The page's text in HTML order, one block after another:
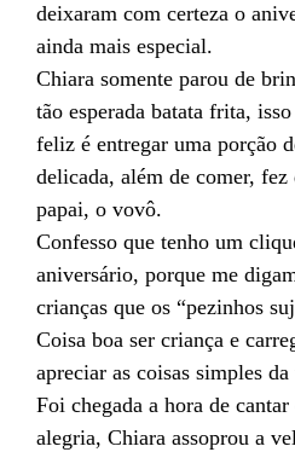
deixaram com certeza o
ainda mais especial.
Chiara somente parou de
tão esperada batata frita,
feliz é entregar uma porção
delicada, além de comer,
papai, o vovô.
Confesso que tenho um
aniversário, porque me
crianças que os “pezinhos
Coisa boa ser criança e
apreciar as coisas simples
Foi chegada a hora de
alegria, Chiara assoprou a